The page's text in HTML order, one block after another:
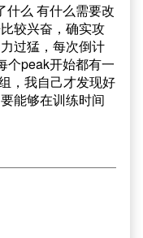
什么 有什么需要改
较兴奋，确实攻
过猛，每次倒计
个peak开始都有一
，我自己才发现好
能够在训练时间